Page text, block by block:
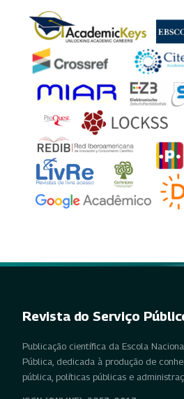
Revista do Serviço
Publicação científica da Escola
Pública, dedicada à produção de
pública, políticas públicas e